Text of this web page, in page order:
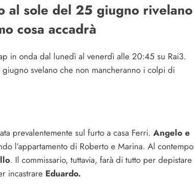
al sole del 25 giugno rivelano
cosa accadrà
in onda dal lunedì al venerdì alle 20:45 su Rai3.
svelano che non mancheranno i colpi di
prevalentemente sul furto a casa Ferri. Angelo e
l’appartamento di Roberto e Marina. Al contempo
. Il commissario, tuttavia, farà di tutto per depistare
incastrare Eduardo.